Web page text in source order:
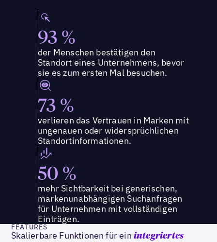
93 %
der Menschen bestätigen den
Standort eines Unternehmens, bevor
sie es zum ersten Mal besuchen.
73 %
verlieren das Vertrauen in Marken mit
ungenauen oder widersprüchlichen
Standortinformationen.
50 %
mehr Sichtbarkeit bei generischen,
markenunabhängigen Suchanfragen
für Unternehmen mit vollständigen
Einträgen.
FEATURES
Skalierbare Funktionen für ein integriertes